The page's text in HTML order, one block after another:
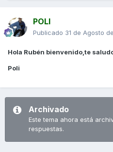
POLI
Publicado 31 de Agosto
Hola Rubén bienvenido,te
Poli
Archivado
Este tema ahora está
respuestas.